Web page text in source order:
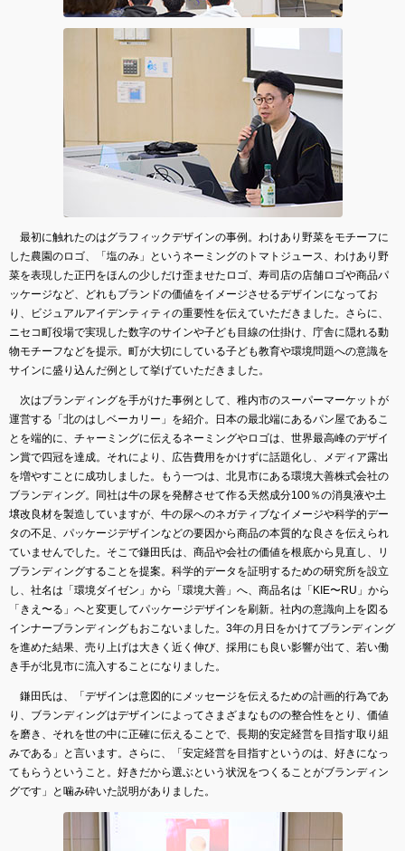
最初に触れたのはグラフィックデザインの事例。わけあり野菜をモチーフに
した農園のロゴ、「塩のみ」というネーミングのトマトジュース、わけあり野
菜を表現した正円をほんの少しだけ歪ませたロゴ、寿司店の店舗ロゴや商品パ
ッケージなど、どれもブランドの価値をイメージさせるデザインになってお
り、ビジュアルアイデンティティの重要性を伝えていただきました。さらに、
ニセコ町役場で実現した数字のサインや子ども目線の仕掛け、庁舎に隠れる動
物モチーフなどを提示。町が大切にしている子ども教育や環境問題への意識を
サインに盛り込んだ例として挙げていただきました。
次はブランディングを手がけた事例として、稚内市のスーパーマーケットが
運営する「北のはしベーカリー」を紹介。日本の最北端にあるパン屋であるこ
とを端的に、チャーミングに伝えるネーミングやロゴは、世界最高峰のデザイ
ン賞で四冠を達成。それにより、広告費用をかけずに話題化し、メディア露出
を増やすことに成功しました。もう一つは、北見市にある環境大善株式会社の
ブランディング。同社は牛の尿を発酵させて作る天然成分100％の消臭液や土
壌改良材を製造していますが、牛の尿へのネガティブなイメージや科学的デー
タの不足、パッケージデザインなどの要因から商品の本質的な良さを伝えられ
ていませんでした。そこで鎌田氏は、商品や会社の価値を根底から見直し、リ
ブランディングすることを提案。科学的データを証明するための研究所を設立
し、社名は「環境ダイゼン」から「環境大善」へ、商品名は「KIE〜RU」から
「きえ〜る」へと変更してパッケージデザインを刷新。社内の意識向上を図る
インナーブランディングもおこないました。3年の月日をかけてブランディング
を進めた結果、売り上げは大きく近く伸び、採用にも良い影響が出て、若い働
き手が北見市に流入することになりました。
鎌田氏は、「デザインは意図的にメッセージを伝えるための計画的行為であ
り、ブランディングはデザインによってさまざまなものの整合性をとり、価値
を磨き、それを世の中に正確に伝えることで、長期的安定経営を目指す取り組
みである」と言います。さらに、「安定経営を目指すというのは、好きになっ
てもらうということ。好きだから選ぶという状況をつくることがブランディン
グです」と噛み砕いた説明がありました。